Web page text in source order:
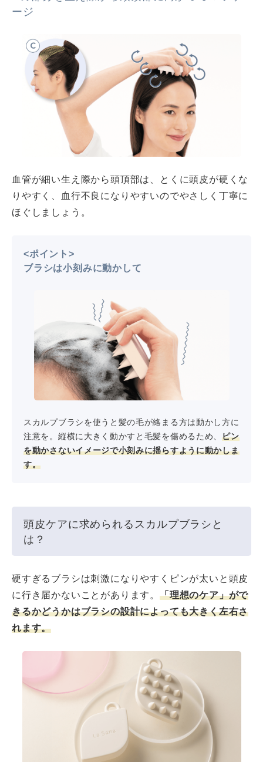
ージ
血管が細い生え際から頭頂部は、とくに頭皮が硬くな
りやすく、血行不良になりやすいのでやさしく丁寧に
ほぐしましょう。
<ポイント>
ブラシは小刻みに動かして
スカルプブラシを使うと髪の毛が絡まる方は動かし方に
注意を。縦横に大きく動かすと毛髪を傷めるため、ピン
を動かさないイメージで小刻みに揺らすように動かしま
す。
頭皮ケアに求められるスカルプブラシと
は？
硬すぎるブラシは刺激になりやすくピンが太いと頭皮
に行き届かないことがあります。 「理想のケア」がで
きるかどうかはブラシの設計によっても大きく左右さ
れます。